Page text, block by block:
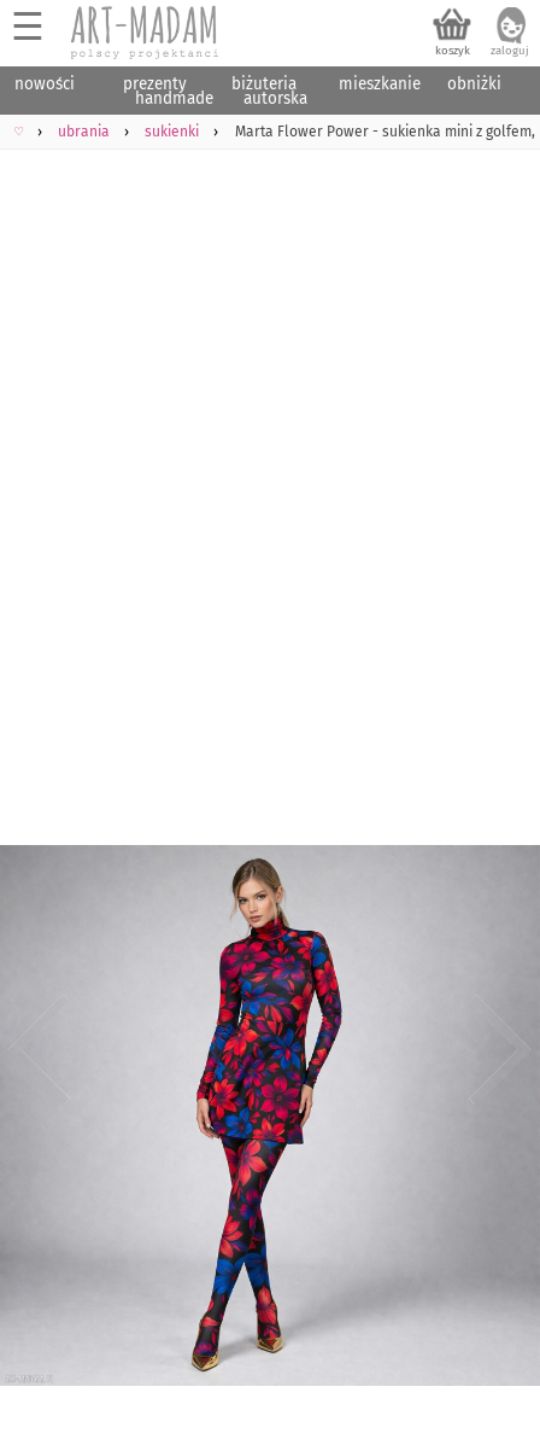
☰
nowości prezenty
handmade
biżuteria
autorska
mieszkanie obniżki
♡ ubrania sukienki Marta Flower Power - sukienka mini z